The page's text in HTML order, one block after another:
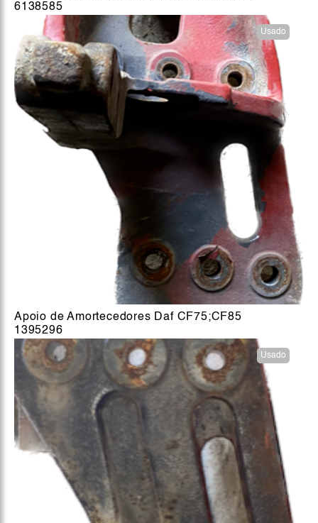
6138585
Usado
Apoio de Amortecedores Daf CF75;CF85
1395296
Usado